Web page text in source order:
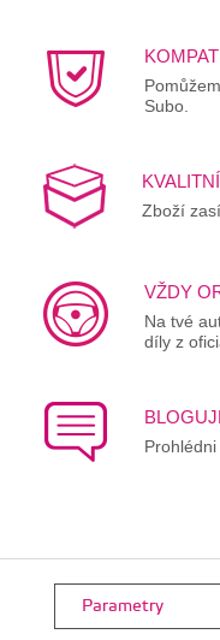
Subo.
Zboží
VŽDY
Na tvé
díly z
Parametry